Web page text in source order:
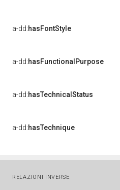
a-dd:hasFontStyle
a-dd:hasFunctionalPurpose
a-dd:hasTechnicalStatus
a-dd:hasTechnique
RELAZIONI INVERSE